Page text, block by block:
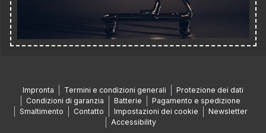
Impronta Termini e condizioni generali
Protezione dei dati
Condizioni di garanzia
Batterie
Pagamento e spedizione
Smaltimento
Contatto Impostazioni dei cookie
Newsletter
Accessibility